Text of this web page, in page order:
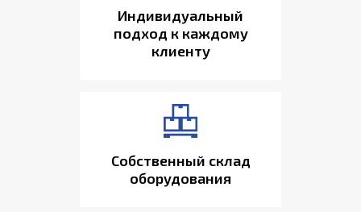
Индивидуальный
подход к каждому
клиенту
Собственный склад
оборудования